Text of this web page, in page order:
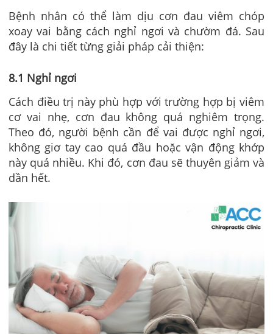
Bệnh nhân có thể làm dịu cơn đau viêm chóp
xoay vai bằng cách nghỉ ngơi và chườm đá. Sau
đây là chi tiết từng giải pháp cải thiện:
8.1 Nghỉ ngơi
Cách điều trị này phù hợp với trường hợp bị viêm
cơ vai nhẹ, cơn đau không quá nghiêm trọng.
Theo đó, người bệnh cần để vai được nghỉ ngơi,
không giơ tay cao quá đầu hoặc vận động khớp
này quá nhiều. Khi đó, cơn đau sẽ thuyên giảm và
dần hết.